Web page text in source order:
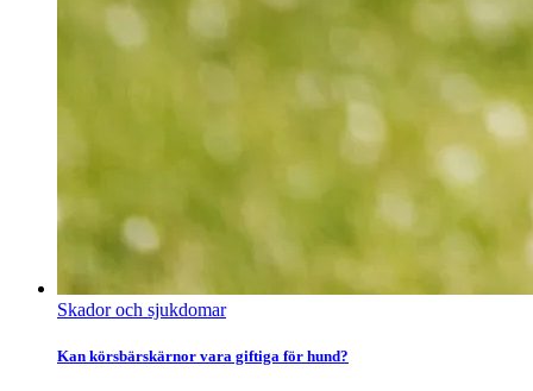
Skador och sjukdomar
Kan körsbärskärnor vara giftiga för hund?